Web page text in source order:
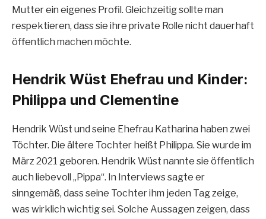
Mutter ein eigenes Profil. Gleichzeitig sollte man
respektieren, dass sie ihre private Rolle nicht dauerhaft
öffentlich machen möchte.
Hendrik Wüst Ehefrau und Kinder:
Philippa und Clementine
Hendrik Wüst und seine Ehefrau Katharina haben zwei
Töchter. Die ältere Tochter heißt Philippa. Sie wurde im
März 2021 geboren. Hendrik Wüst nannte sie öffentlich
auch liebevoll „Pippa“. In Interviews sagte er
sinngemäß, dass seine Tochter ihm jeden Tag zeige,
was wirklich wichtig sei. Solche Aussagen zeigen, dass